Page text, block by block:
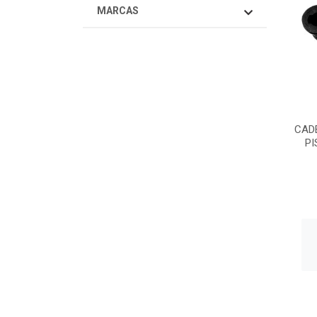
MARCAS